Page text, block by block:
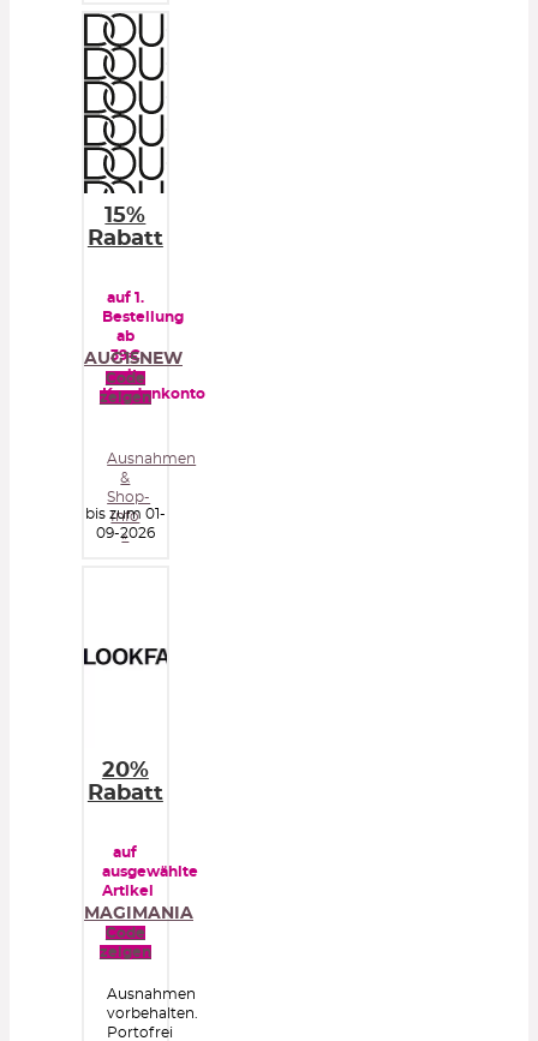
15%
Rabatt
auf 1.
Bestellung
ab
39€
mit
Kundenkonto
AUG15NEW
Code
zeigen
Ausnahmen
&
Shop-
Info
»
bis zum 01-
09-2026
20%
Rabatt
auf
ausgewählte
Artikel
MAGIMANIA
Code
zeigen
Ausnahmen
vorbehalten.
Portofrei